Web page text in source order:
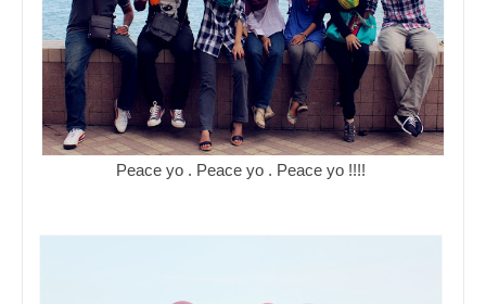
Peace yo . Peace yo . Peace yo !!!!